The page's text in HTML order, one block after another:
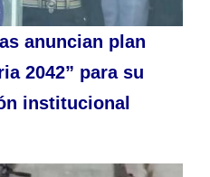
anuncian plan
2042” para su
institucional